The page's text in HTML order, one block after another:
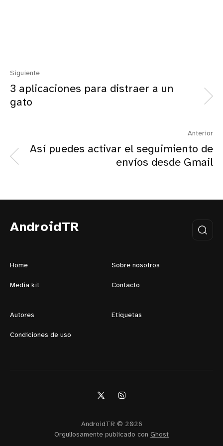
Siguiente
3 aplicaciones para distraer a un
gato
Anterior
Así puedes activar el seguimiento de
envíos desde Gmail
AndroidTR
Home Sobre nosotros
Media kit Contacto
Autores Etiquetas
Condiciones de uso
AndroidTR © 2026
Orgullosamente publicado con Ghost